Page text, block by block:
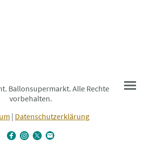
Ballonsupermarkt. Alle Rechte
vorbehalten.
| Datenschutzerklärung